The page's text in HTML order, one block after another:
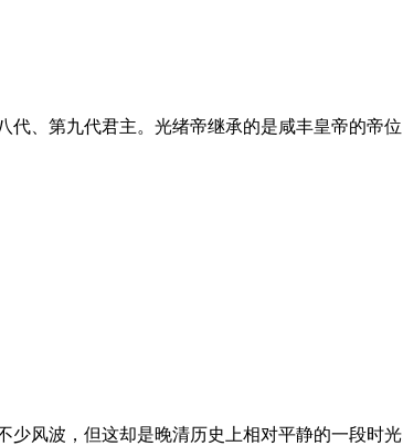
、第九代君主。光绪帝继承的是咸丰皇帝的帝位
风波，但这却是晚清历史上相对平静的一段时